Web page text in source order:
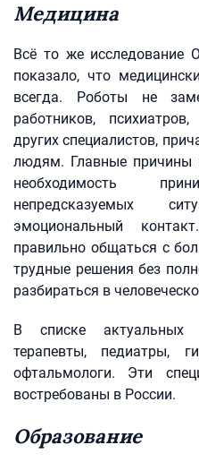
Медицина
Всё то же исследование
показало, что
всегда. Роботы не
работников,
других специалистов,
людям. Главные причины
необходимость
непредсказуемых
эмоциональный
правильно общаться с
трудные решения без
разбираться в
В списке актуальных
терапевты, педиатры,
офтальмологи. Эти
востребованы в России.
Образование